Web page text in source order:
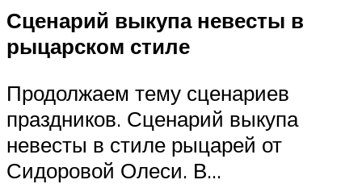
Сценарий выкупа невесты в
рыцарском стиле
Продолжаем тему сценариев
праздников. Сценарий выкупа
невесты в стиле рыцарей от
Сидоровой Олеси. В…